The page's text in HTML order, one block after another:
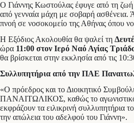
Ο Γιάννης Κωστούλας έφυγε από τη ζωή
από γενναία μάχη με σοβαρή ασθένεια.
πνοή σε νοσοκομείο της Αθήνας όπου
Η Εξόδιος Ακολουθία θα ψαλεί τη
ώρα 11:00 στον Ιερό Ναό Αγίας
θα βρίσκεται στην εκκλησία από τις
Συλλυπητήρια από την ΠΑΕ
«Ο πρόεδρος και το Διοικητικό
ΠΑΝΑΙΤΩΛΙΚΟΣ, καθώς το αγωνιστικό
εκφράζουν τα ειλικρινή συλλυπητήρια
την απώλεια του αδελφού του Γιάννη».